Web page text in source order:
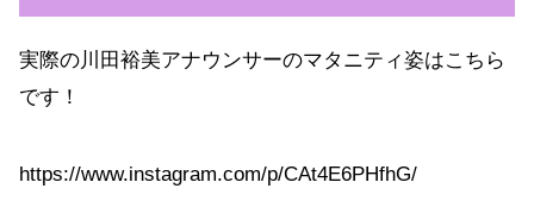
実際の川田裕美アナウンサーのマタニティ姿はこちら
です！
https://www.instagram.com/p/CAt4E6PHfhG/